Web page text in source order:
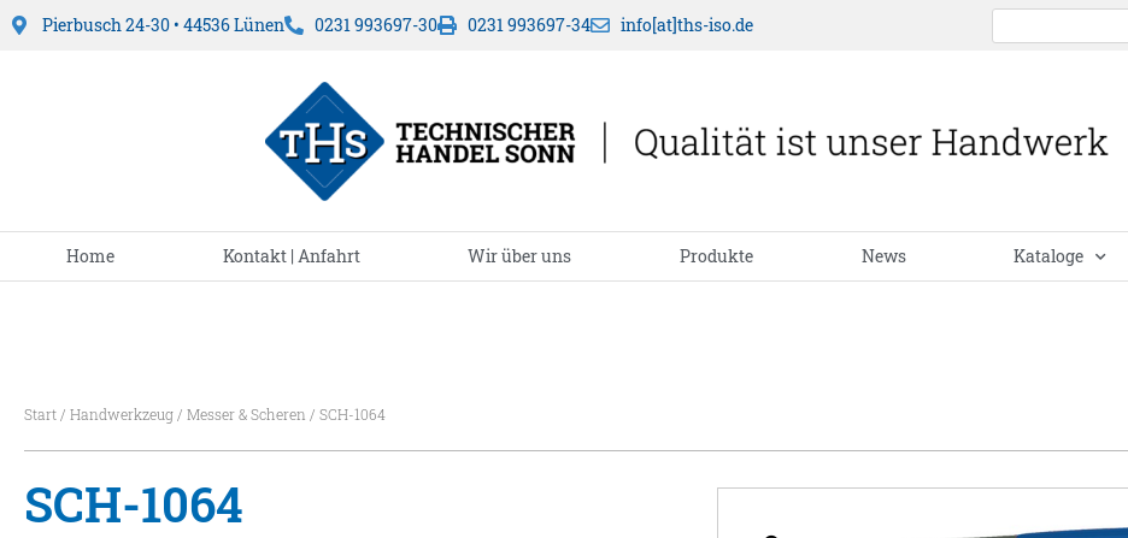
Pierbusch 24-30 • 44536 Lünen 0231 993697-30 0231 993697-34 info[at]ths-iso.de
Home Kontakt | Anfahrt Wir über uns Produkte News Kataloge
Start / Handwerkzeug / Messer & Scheren / SCH-1064
SCH-1064